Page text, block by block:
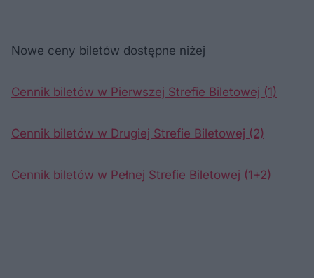
Nowe ceny biletów dostępne niżej
Cennik biletów w Pierwszej Strefie Biletowej (1)
Cennik biletów w Drugiej Strefie Biletowej (2)
Cennik biletów w Pełnej Strefie Biletowej (1+2)